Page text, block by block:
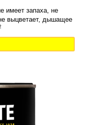
имеет запаха, не
выцветает, дышащее